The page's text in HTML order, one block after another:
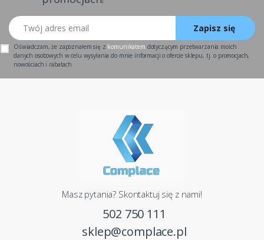
Twój adres email
Zapisz się
Oświadczam, że zapoznałem się z komunikatem dotyczącym przetwarzania moich
danych osobowych w celu wysyłania do mnie informacji o ofercie sklepu, tj. o promocjach,
nowościach i rabatach
Masz pytania? Skontaktuj się z nami!
502 750 111
sklep@complace.pl